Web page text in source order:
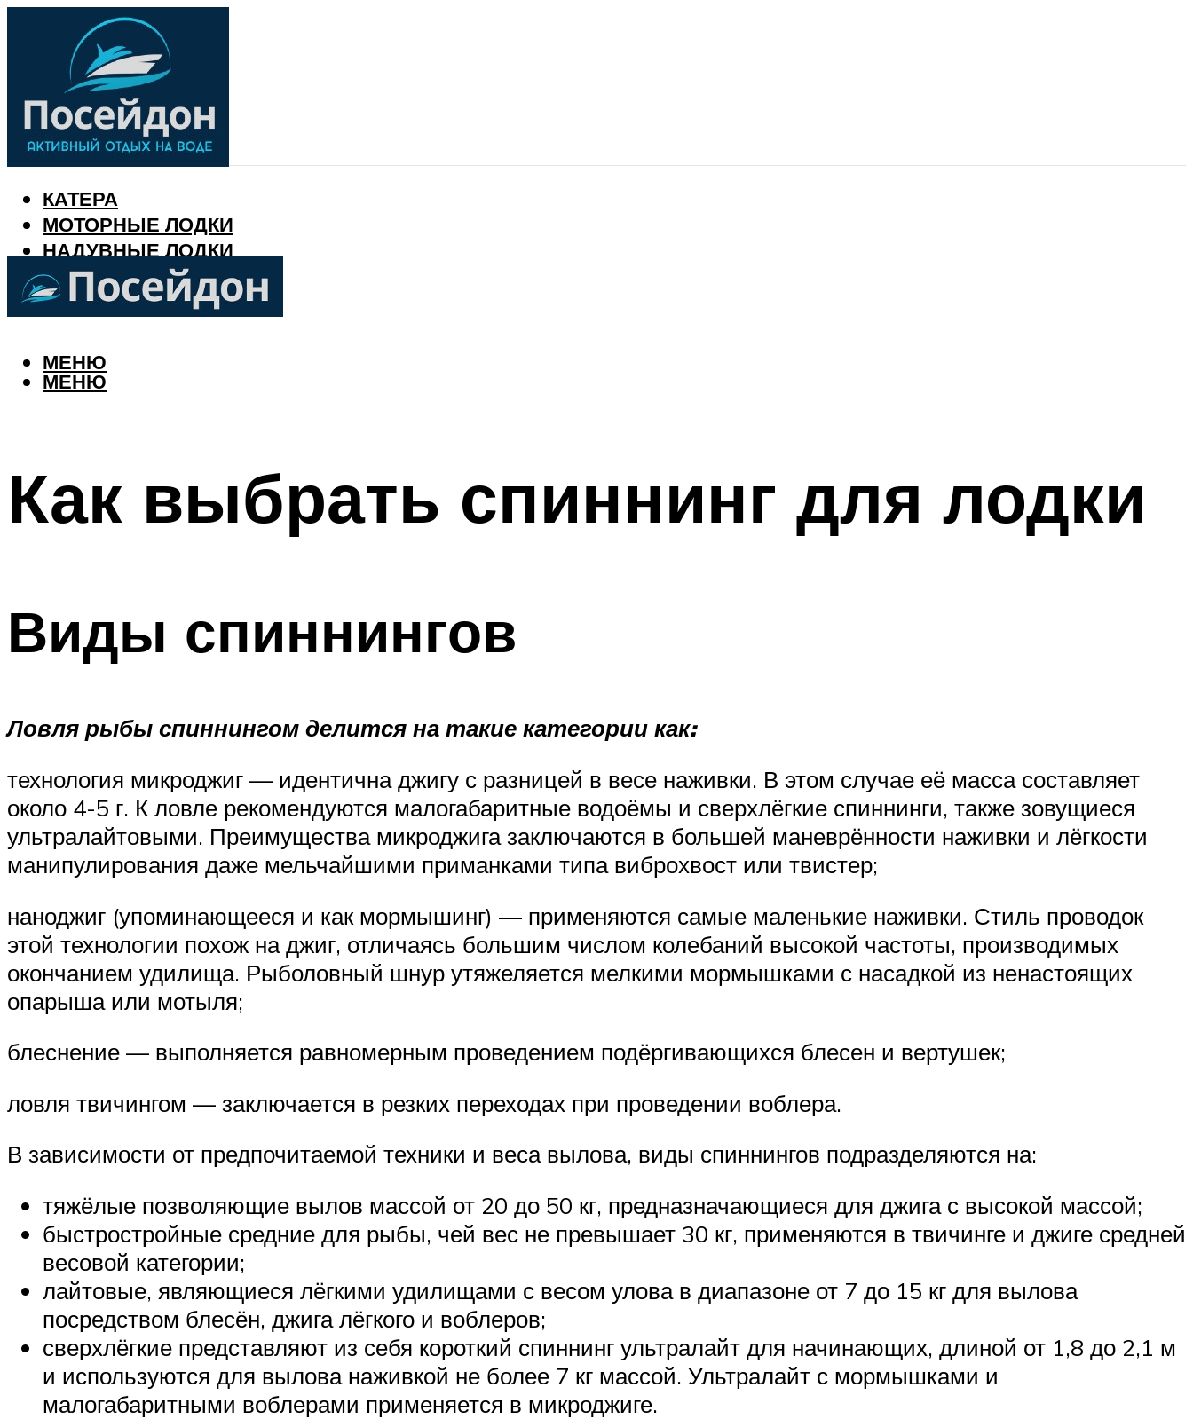
КАТЕРА
МОТОРНЫЕ ЛОДКИ
НАДУВНЫЕ ЛОДКИ
РЫБАЛКА
КАЛЕНДАРЬ РЫБАКА
МЕНЮ
МЕНЮ
Как выбрать спиннинг для лодки
Виды спиннингов
Ловля рыбы спиннингом делится на такие категории как:
технология микроджиг — идентична джигу с разницей в весе наживки. В этом случае её масса составляет
около 4-5 г. К ловле рекомендуются малогабаритные водоёмы и сверхлёгкие спиннинги, также зовущиеся
ультралайтовыми. Преимущества микроджига заключаются в большей маневрённости наживки и лёгкости
манипулирования даже мельчайшими приманками типа виброхвост или твистер;
наноджиг (упоминающееся и как мормышинг) — применяются самые маленькие наживки. Стиль проводок
этой технологии похож на джиг, отличаясь большим числом колебаний высокой частоты, производимых
окончанием удилища. Рыболовный шнур утяжеляется мелкими мормышками с насадкой из ненастоящих
опарыша или мотыля;
блеснение — выполняется равномерным проведением подёргивающихся блесен и вертушек;
ловля твичингом — заключается в резких переходах при проведении воблера.
В зависимости от предпочитаемой техники и веса вылова, виды спиннингов подразделяются на:
тяжёлые позволяющие вылов массой от 20 до 50 кг, предназначающиеся для джига с высокой массой;
быстростройные средние для рыбы, чей вес не превышает 30 кг, применяются в твичинге и джиге средней
весовой категории;
лайтовые, являющиеся лёгкими удилищами с весом улова в диапазоне от 7 до 15 кг для вылова
посредством блесён, джига лёгкого и воблеров;
сверхлёгкие представляют из себя короткий спиннинг ультралайт для начинающих, длиной от 1,8 до 2,1 м
и используются для вылова наживкой не более 7 кг массой. Ультралайт с мормышками и
малогабаритными воблерами применяется в микроджиге.